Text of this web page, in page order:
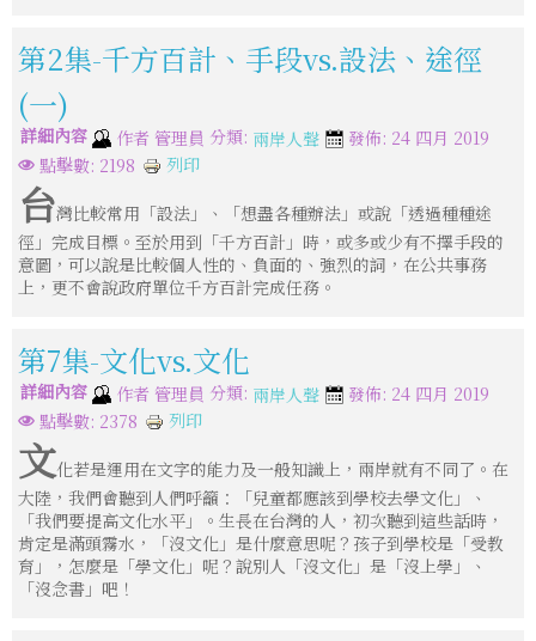
第2集-千方百計、手段vs.設法、途徑
(一)
詳細內容 作者 管理員 分類: 兩岸人聲
發佈: 24 四月 2019
點擊數: 2198
列印
台灣比較常用「設法」、「想盡各種辦法」或說「透過種種途
徑」完成目標。至於用到「千方百計」時，或多或少有不擇手段的
意圖，可以說是比較個人性的、負面的、強烈的詞，在公共事務
上，更不會說政府單位千方百計完成任務。
第7集-文化vs.文化
詳細內容 作者 管理員 分類: 兩岸人聲
發佈: 24 四月 2019
點擊數: 2378
列印
文化若是運用在文字的能力及一般知識上，兩岸就有不同了。在
大陸，我們會聽到人們呼籲：「兒童都應該到學校去學文化」、
「我們要提高文化水平」。生長在台灣的人，初次聽到這些話時，
肯定是滿頭霧水，「沒文化」是什麼意思呢？孩子到學校是「受教
育」，怎麼是「學文化」呢？說別人「沒文化」是「沒上學」、
「沒念書」吧！